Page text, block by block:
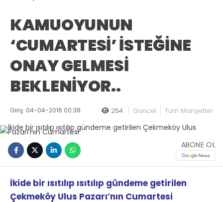
KAMUOYUNUN
‘CUMARTESİ’ İSTEĞİNE
ONAY GELMESİ
BEKLENİYOR..
Giriş: 04-04-2016 00:38 254 Güncel Tüm Manşetler
ABONE OL
İkide bir ısıtılıp ısıtılıp gündeme getirilen
Çekmeköy Ulus Pazarı’nın Cumartesi